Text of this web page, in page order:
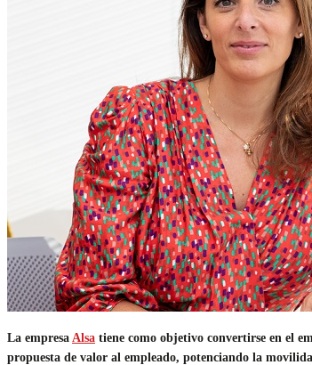
La empresa Alsa tiene como objetivo convertirse en el
propuesta de valor al empleado, potenciando la